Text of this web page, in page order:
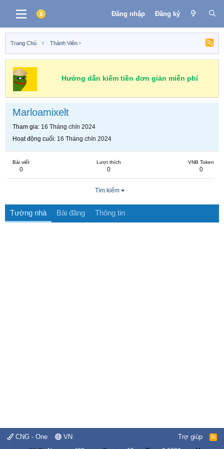
Đăng nhập Đăng ký
Trang Chủ Thành Viên
Hướng dẫn kiếm tiền đơn giản miễn phí
Marloamixelt
Tham gia 16 Tháng chín 2024
Hoạt động cuối 16 Tháng chín 2024
Bài viết
0
Lượt thích
0
VNB Token
0
Tìm kiếm
Tường nhà Bài đăng Thông tin
CNG - One VN Trợ giúp
R